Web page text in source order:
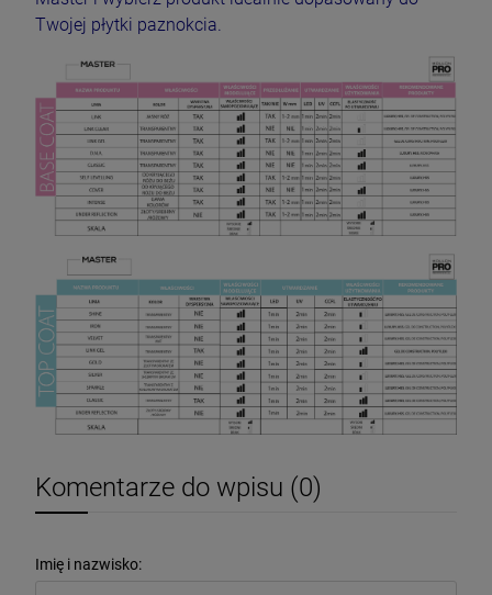
Twojej płytki paznokcia.
Komentarze do wpisu (0)
Imię i nazwisko: